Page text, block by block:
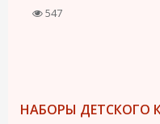
547
НАБОРЫ ДЕТСКОГО